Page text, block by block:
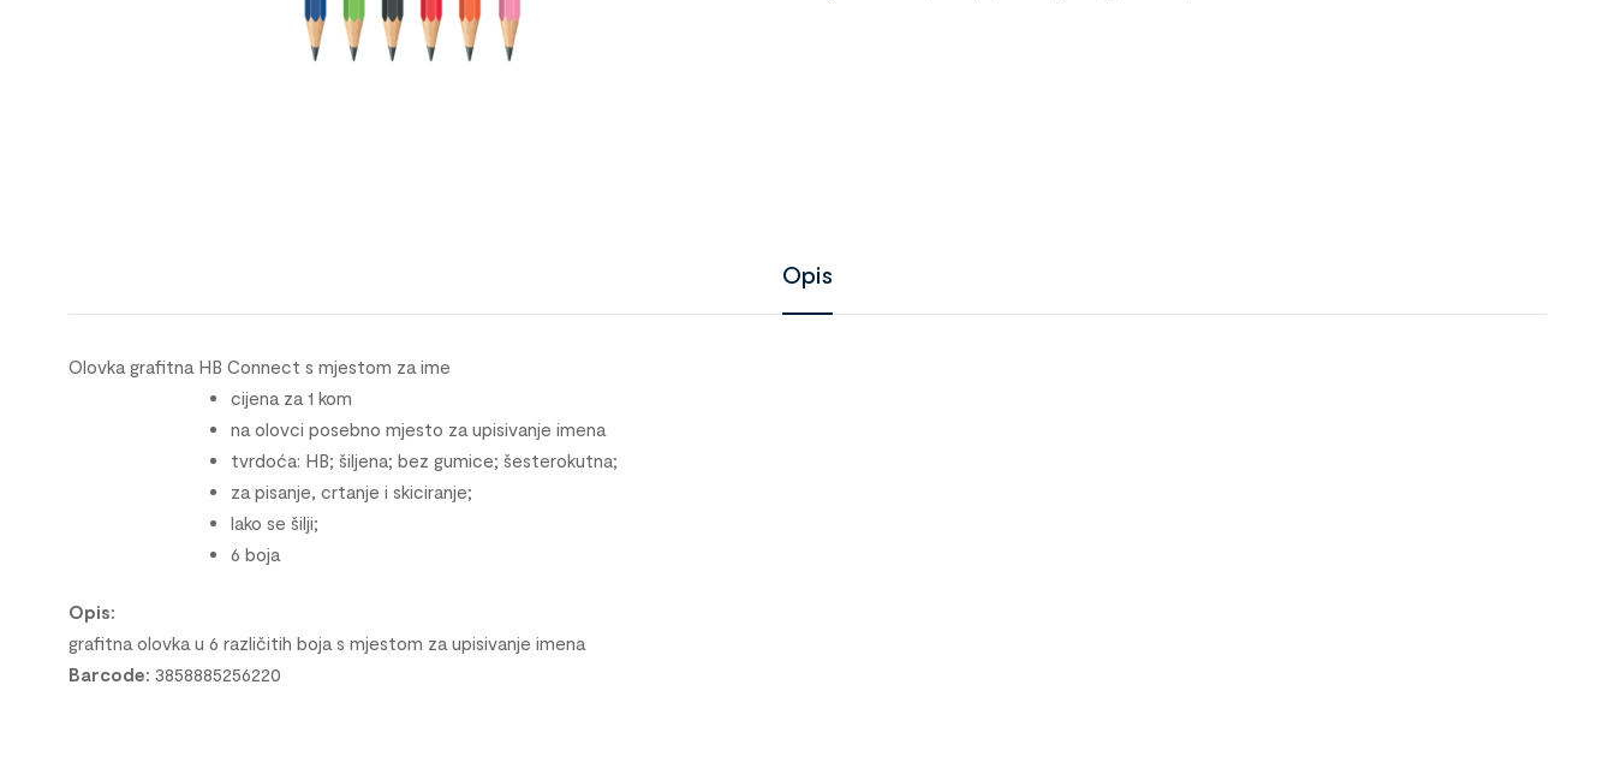
Opis
Olovka grafitna HB Connect s mjestom za ime
cijena za 1 kom
na olovci posebno mjesto za upisivanje imena
tvrdoća: HB; šiljena; bez gumice; šesterokutna;
za pisanje, crtanje i skiciranje;
lako se šilji;
6 boja
Opis:
grafitna olovka u 6 različitih boja s mjestom za upisivanje imena
Barcode: 3858885256220